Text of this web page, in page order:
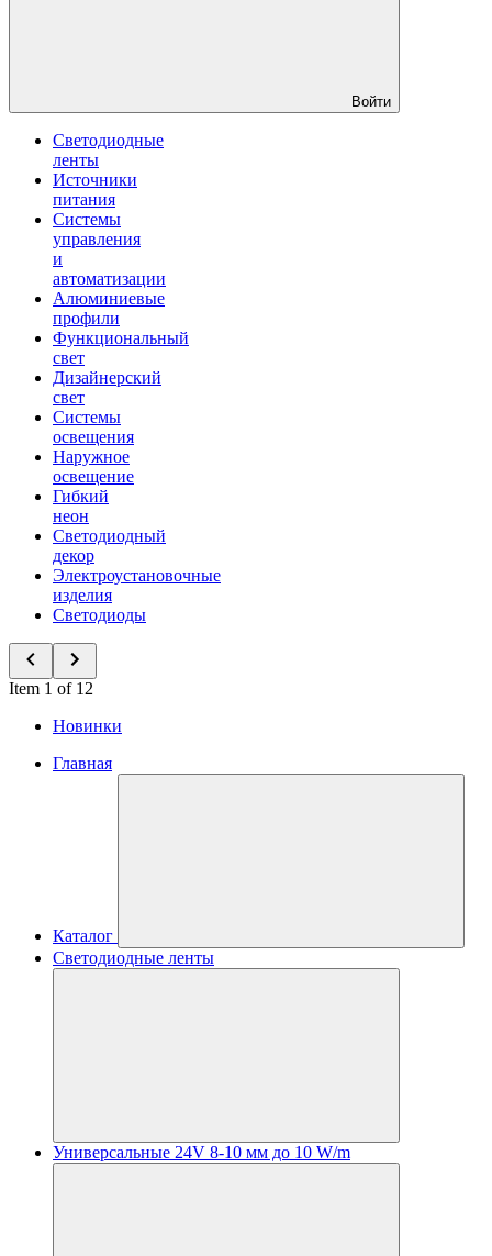
Войти
Светодиодные
ленты
Источники
питания
Системы
управления
и
автоматизации
Алюминиевые
профили
Функциональный
свет
Дизайнерский
свет
Системы
освещения
Наружное
освещение
Гибкий
неон
Светодиодный
декор
Электроустановочные
изделия
Светодиоды
Item 1 of 12
Новинки
Главная
Каталог
Светодиодные ленты
Универсальные 24V 8-10 мм до 10 W/m